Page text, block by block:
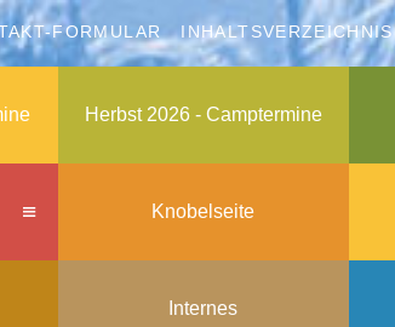
FORMULAR INHALTSVERZEICHNIS
Herbst 2026 - Camptermine
≡ Knobelseite
Internes